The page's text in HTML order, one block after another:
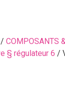
/ COMPOSANTS
§ régulateur 6 /